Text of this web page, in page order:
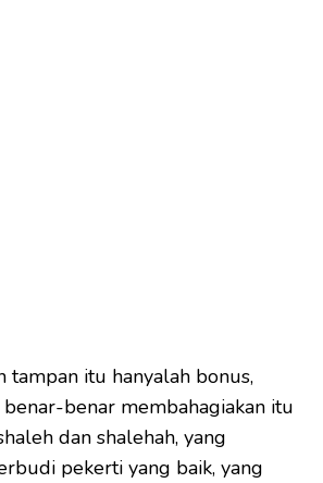
tampan itu hanyalah bonus,
benar membahagiakan itu
dan shalehah, yang
pekerti yang baik, yang